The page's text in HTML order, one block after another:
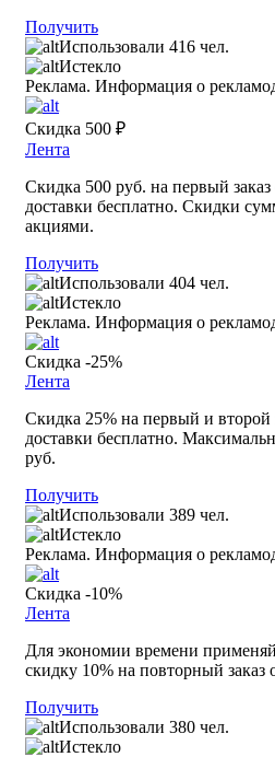
Получить
Использовали 416 чел.
Истекло
Реклама. Информация о
Скидка 500 ₽
Лента
Скидка 500 руб. на первый
доставки бесплатно. Скидки
акциями.
Получить
Использовали 404 чел.
Истекло
Реклама. Информация о
Скидка -25%
Лента
Скидка 25% на первый и второй
доставки бесплатно.
руб.
Получить
Использовали 389 чел.
Истекло
Реклама. Информация о
Скидка -10%
Лента
Для экономии времени
скидку 10% на повторный заказ
Получить
Использовали 380 чел.
Истекло